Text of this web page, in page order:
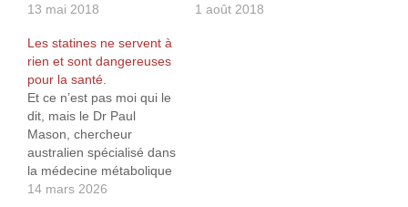
l’augmentation des cas
amyotrophique) et la
prise de statines, j’ai
découvert que cette
relation avait déjà été
évoquée dans le cadre
d’une étude de l’OMS,
effectuée par…
13 mai 2018
qui ont en commun, par
1 août 2018
Les statines ne servent à
rien et sont dangereuses
pour la santé.
Et ce n’est pas moi qui le
dit, mais le Dr Paul
Mason, chercheur
australien spécialisé dans
la médecine métabolique
et la nutrition clinique.
14 mars 2026